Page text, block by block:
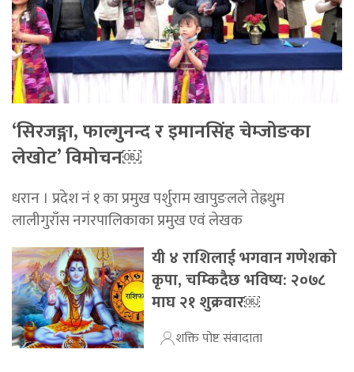
‘सिरजङ्गा, फाल्गुनन्द र इमानसिंह चेम्जोङका
लेखोट’ विमोचन￼
धरान । प्रदेश नं १ का प्रमुख पर्शुराम खापुङलले तेह्रथुम
लालीगुराँस नगरपालिकाका प्रमुख एवं लेखक
यी ४ राशिलाई भगवान गणेशको
कृपा, चम्किदैछ भविष्य: २०७८
माघ २१ शुक्रवार￼
शक्ति पोष्ट संवादाता